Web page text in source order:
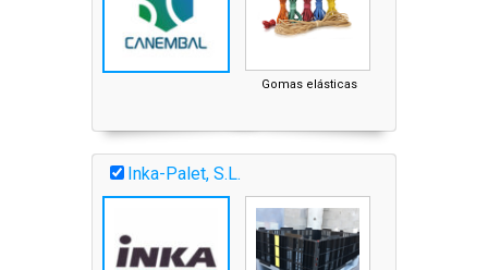
Gomas elásticas
Inka-Palet, S.L.